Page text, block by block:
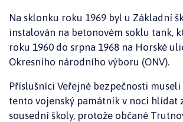
Na sklonku roku 1969 byl u Základní
instalován na betonovém soklu tank,
roku 1960 do srpna 1968 na Horské
Okresního národního výboru (ONV).
Příslušníci Veřejné bezpečnosti
tento vojenský památník v noci hlídat
sousední školy, protože občané